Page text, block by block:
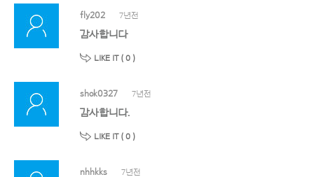
fly202 7년전
감사합니다
LIKE IT ( 0 )
shok0327 7년전
감사합니다.
LIKE IT ( 0 )
nhhkks 7년전